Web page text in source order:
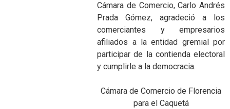
Cámara de Comercio, Carlo Andrés
Prada Gómez, agradeció a los
comerciantes y empresarios
afiliados a la entidad gremial por
participar de la contienda electoral
y cumplirle a la democracia.
Cámara de Comercio de Florencia
para el Caquetá